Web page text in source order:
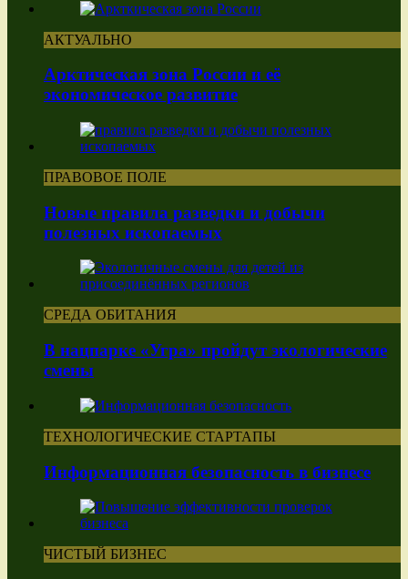
АКТУАЛЬНО
Арктическая зона России и её
экономическое развитие
ПРАВОВОЕ ПОЛЕ
Новые правила разведки и добычи
полезных ископаемых
СРЕДА ОБИТАНИЯ
В нацпарке «Угра» пройдут экологические
смены
ТЕХНОЛОГИЧЕСКИЕ СТАРТАПЫ
Информационная безопасность в бизнесе
ЧИСТЫЙ БИЗНЕС